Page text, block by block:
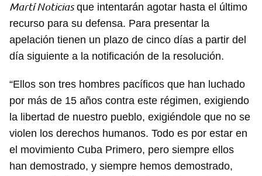
Martí Noticiasque intentarán agotar hasta el último
recurso para su defensa. Para presentar la
apelación tienen un plazo de cinco días a partir del
día siguiente a la notificación de la resolución.
“Ellos son tres hombres pacíficos que han luchado
por más de 15 años contra este régimen, exigiendo
la libertad de nuestro pueblo, exigiéndole que no se
violen los derechos humanos. Todo es por estar en
el movimiento Cuba Primero, pero siempre ellos
han demostrado, y siempre hemos demostrado,